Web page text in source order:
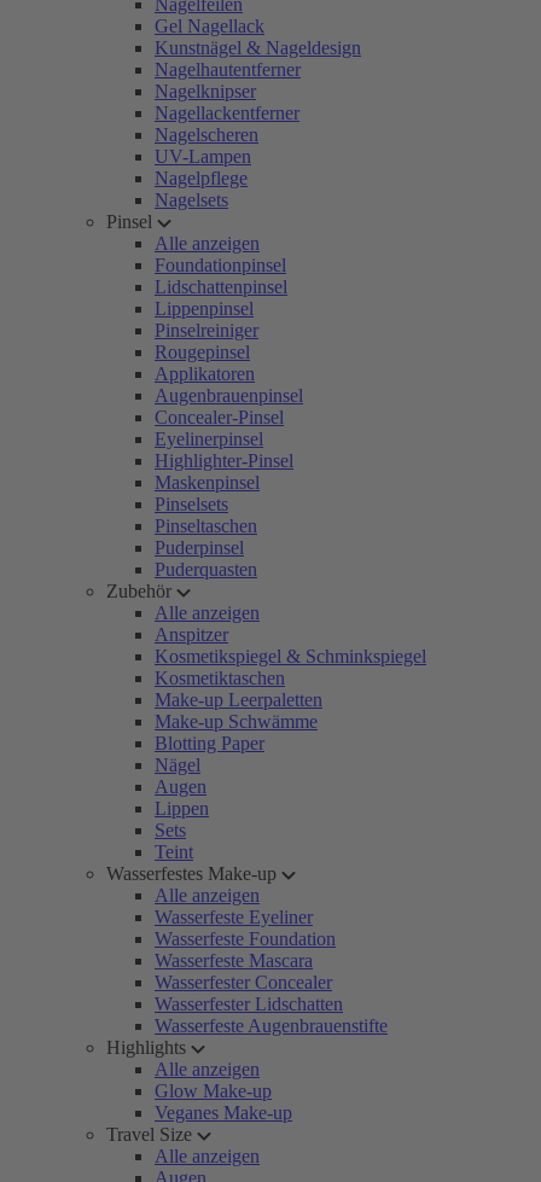
Nagelfeilen
Gel Nagellack
Kunstnägel & Nageldesign
Nagelhautentferner
Nagelknipser
Nagellackentferner
Nagelscheren
UV-Lampen
Nagelpflege
Nagelsets
Pinsel
Alle anzeigen
Foundationpinsel
Lidschattenpinsel
Lippenpinsel
Pinselreiniger
Rougepinsel
Applikatoren
Augenbrauenpinsel
Concealer-Pinsel
Eyelinerpinsel
Highlighter-Pinsel
Maskenpinsel
Pinselsets
Pinseltaschen
Puderpinsel
Puderquasten
Zubehör
Alle anzeigen
Anspitzer
Kosmetikspiegel & Schminkspiegel
Kosmetiktaschen
Make-up Leerpaletten
Make-up Schwämme
Blotting Paper
Nägel
Augen
Lippen
Sets
Teint
Wasserfestes Make-up
Alle anzeigen
Wasserfeste Eyeliner
Wasserfeste Foundation
Wasserfeste Mascara
Wasserfester Concealer
Wasserfester Lidschatten
Wasserfeste Augenbrauenstifte
Highlights
Alle anzeigen
Glow Make-up
Veganes Make-up
Travel Size
Alle anzeigen
Augen